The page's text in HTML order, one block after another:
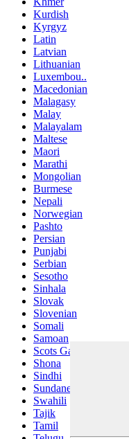
Kurdish
Kyrgyz
Latin
Latvian
Lithuanian
Luxembou..
Macedonian
Malagasy
Malay
Malayalam
Maltese
Maori
Marathi
Mongolian
Burmese
Nepali
Norwegian
Pashto
Persian
Punjabi
Serbian
Sesotho
Sinhala
Slovak
Slovenian
Somali
Samoan
Scots Gaelic
Shona
Sindhi
Sundanese
Swahili
Tajik
Tamil